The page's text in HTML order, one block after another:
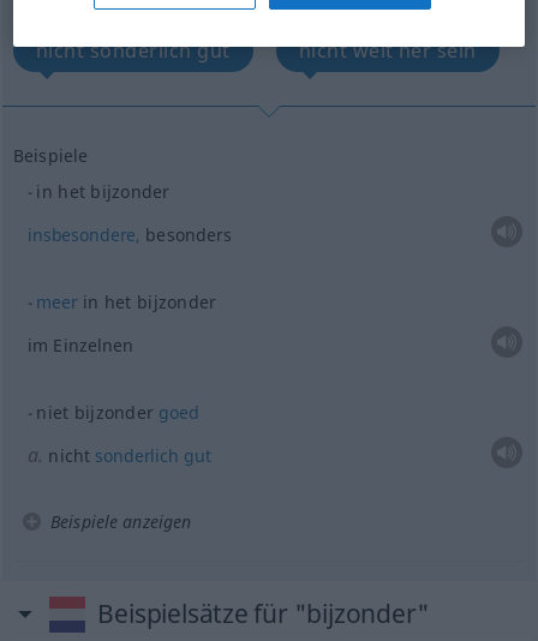
nicht sonderlich gut nicht weit her sein
Beispiele
in het bijzonder
insbesondere, besonders
meerin het bijzonder
im Einzelnen
niet bijzonder goed
a. nicht sonderlich gut
Beispiele anzeigen
Beispielsätze für "bijzonder"